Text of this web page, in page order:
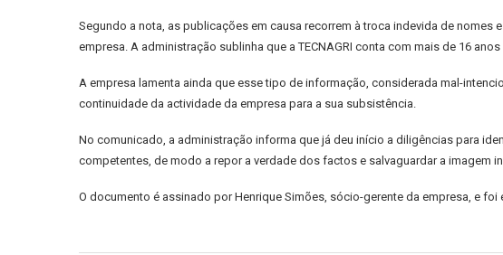
Segundo a nota, as publicações em causa recorrem à troca indevida de
empresa. A administração sublinha que a TECNAGRI conta com mais de 16
A empresa lamenta ainda que esse tipo de informação, considerada mal-
continuidade da actividade da empresa para a sua subsistência.
No comunicado, a administração informa que já deu início a diligências para
competentes, de modo a repor a verdade dos factos e salvaguardar a imagem
O documento é assinado por Henrique Simões, sócio-gerente da empresa, e foi